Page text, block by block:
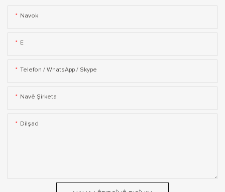
Navok
E
Telefon / WhatsApp / Skype
Navê Şirketa
Dilşad